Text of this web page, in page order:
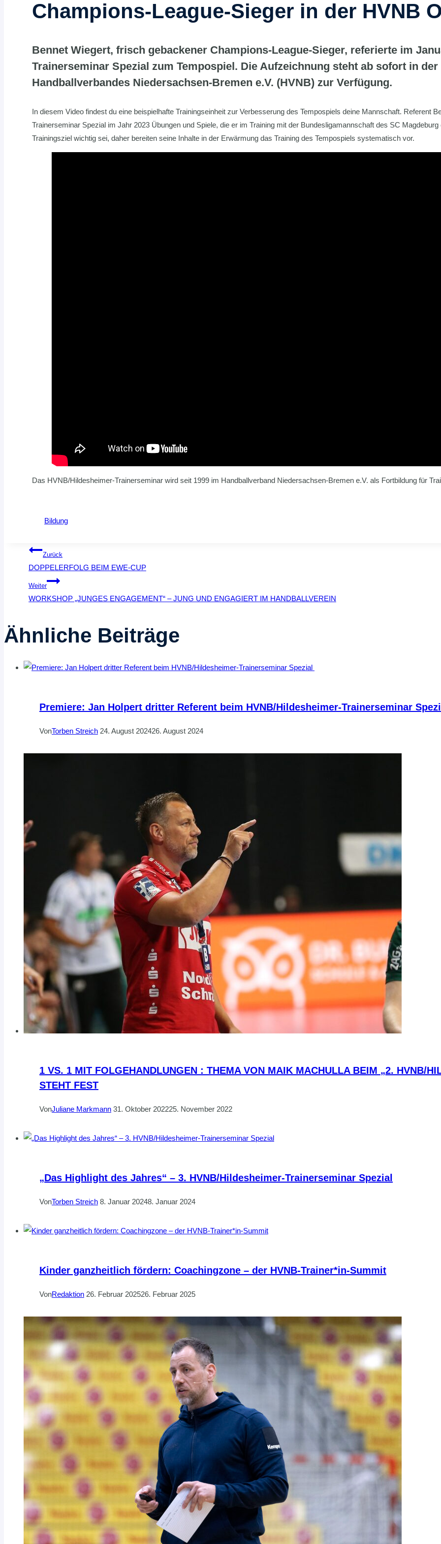
Champions-League-Sieger in der HVNB
Bennet Wiegert, frisch gebackener Champions-League-Sieger, referierte im
Trainerseminar Spezial zum Tempospiel. Die Aufzeichnung steht ab sofort in
Handballverbandes Niedersachsen-Bremen e.V. (HVNB) zur Verfügung.
In diesem Video findest du eine beispielhafte Trainingseinheit zur Verbesserung des Tempospiels deine Mannschaft. Referent
Trainerseminar Spezial im Jahr 2023 Übungen und Spiele, die er im Training mit der Bundesligamannschaft des SC
Trainingsziel wichtig sei, daher bereiten seine Inhalte in der Erwärmung das Training des Tempospiels systematisch vor.
Das HVNB/Hildesheimer-Trainerseminar wird seit 1999 im Handballverband Niedersachsen-Bremen e.V. als Fortbildung für
Bildung
Beitragsnavigation
Zurück
DOPPELERFOLG BEIM EWE-CUP
Weiter
WORKSHOP „JUNGES ENGAGEMENT“ – JUNG UND ENGAGIERT IM HANDBALLVEREIN
Ähnliche Beiträge
Premiere: Jan Holpert dritter Referent beim HVNB/Hildesheimer-Trainerseminar
VonTorben Streich 24. August 202426. August 2024
1 VS. 1 MIT FOLGEHANDLUNGEN : THEMA VON MAIK MACHULLA BEIM „2. HVNB/
STEHT FEST
VonJuliane Markmann 31. Oktober 202225. November 2022
„Das Highlight des Jahres“ – 3. HVNB/Hildesheimer-Trainerseminar Spezial
VonTorben Streich 8. Januar 20248. Januar 2024
Kinder ganzheitlich fördern: Coachingzone – der HVNB-Trainer*in-Summit
VonRedaktion 26. Februar 202526. Februar 2025